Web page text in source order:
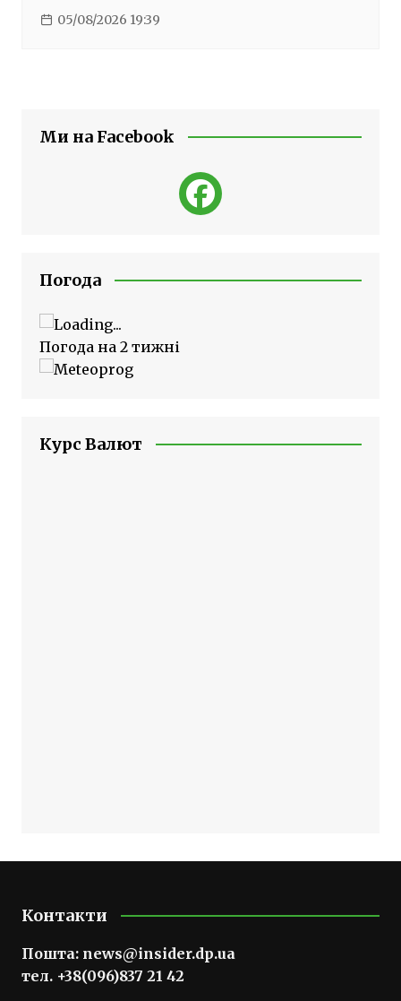
05/08/2026 19:39
Ми на Facebook
Погода
Погода на 2 тижні
Курс Валют
Контакти
Пошта: news@insider.dp.ua
тел. +38(096)837 21 42